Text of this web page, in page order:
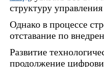
структуру
Однако в процессе
отставание по
Развитие
продолжение